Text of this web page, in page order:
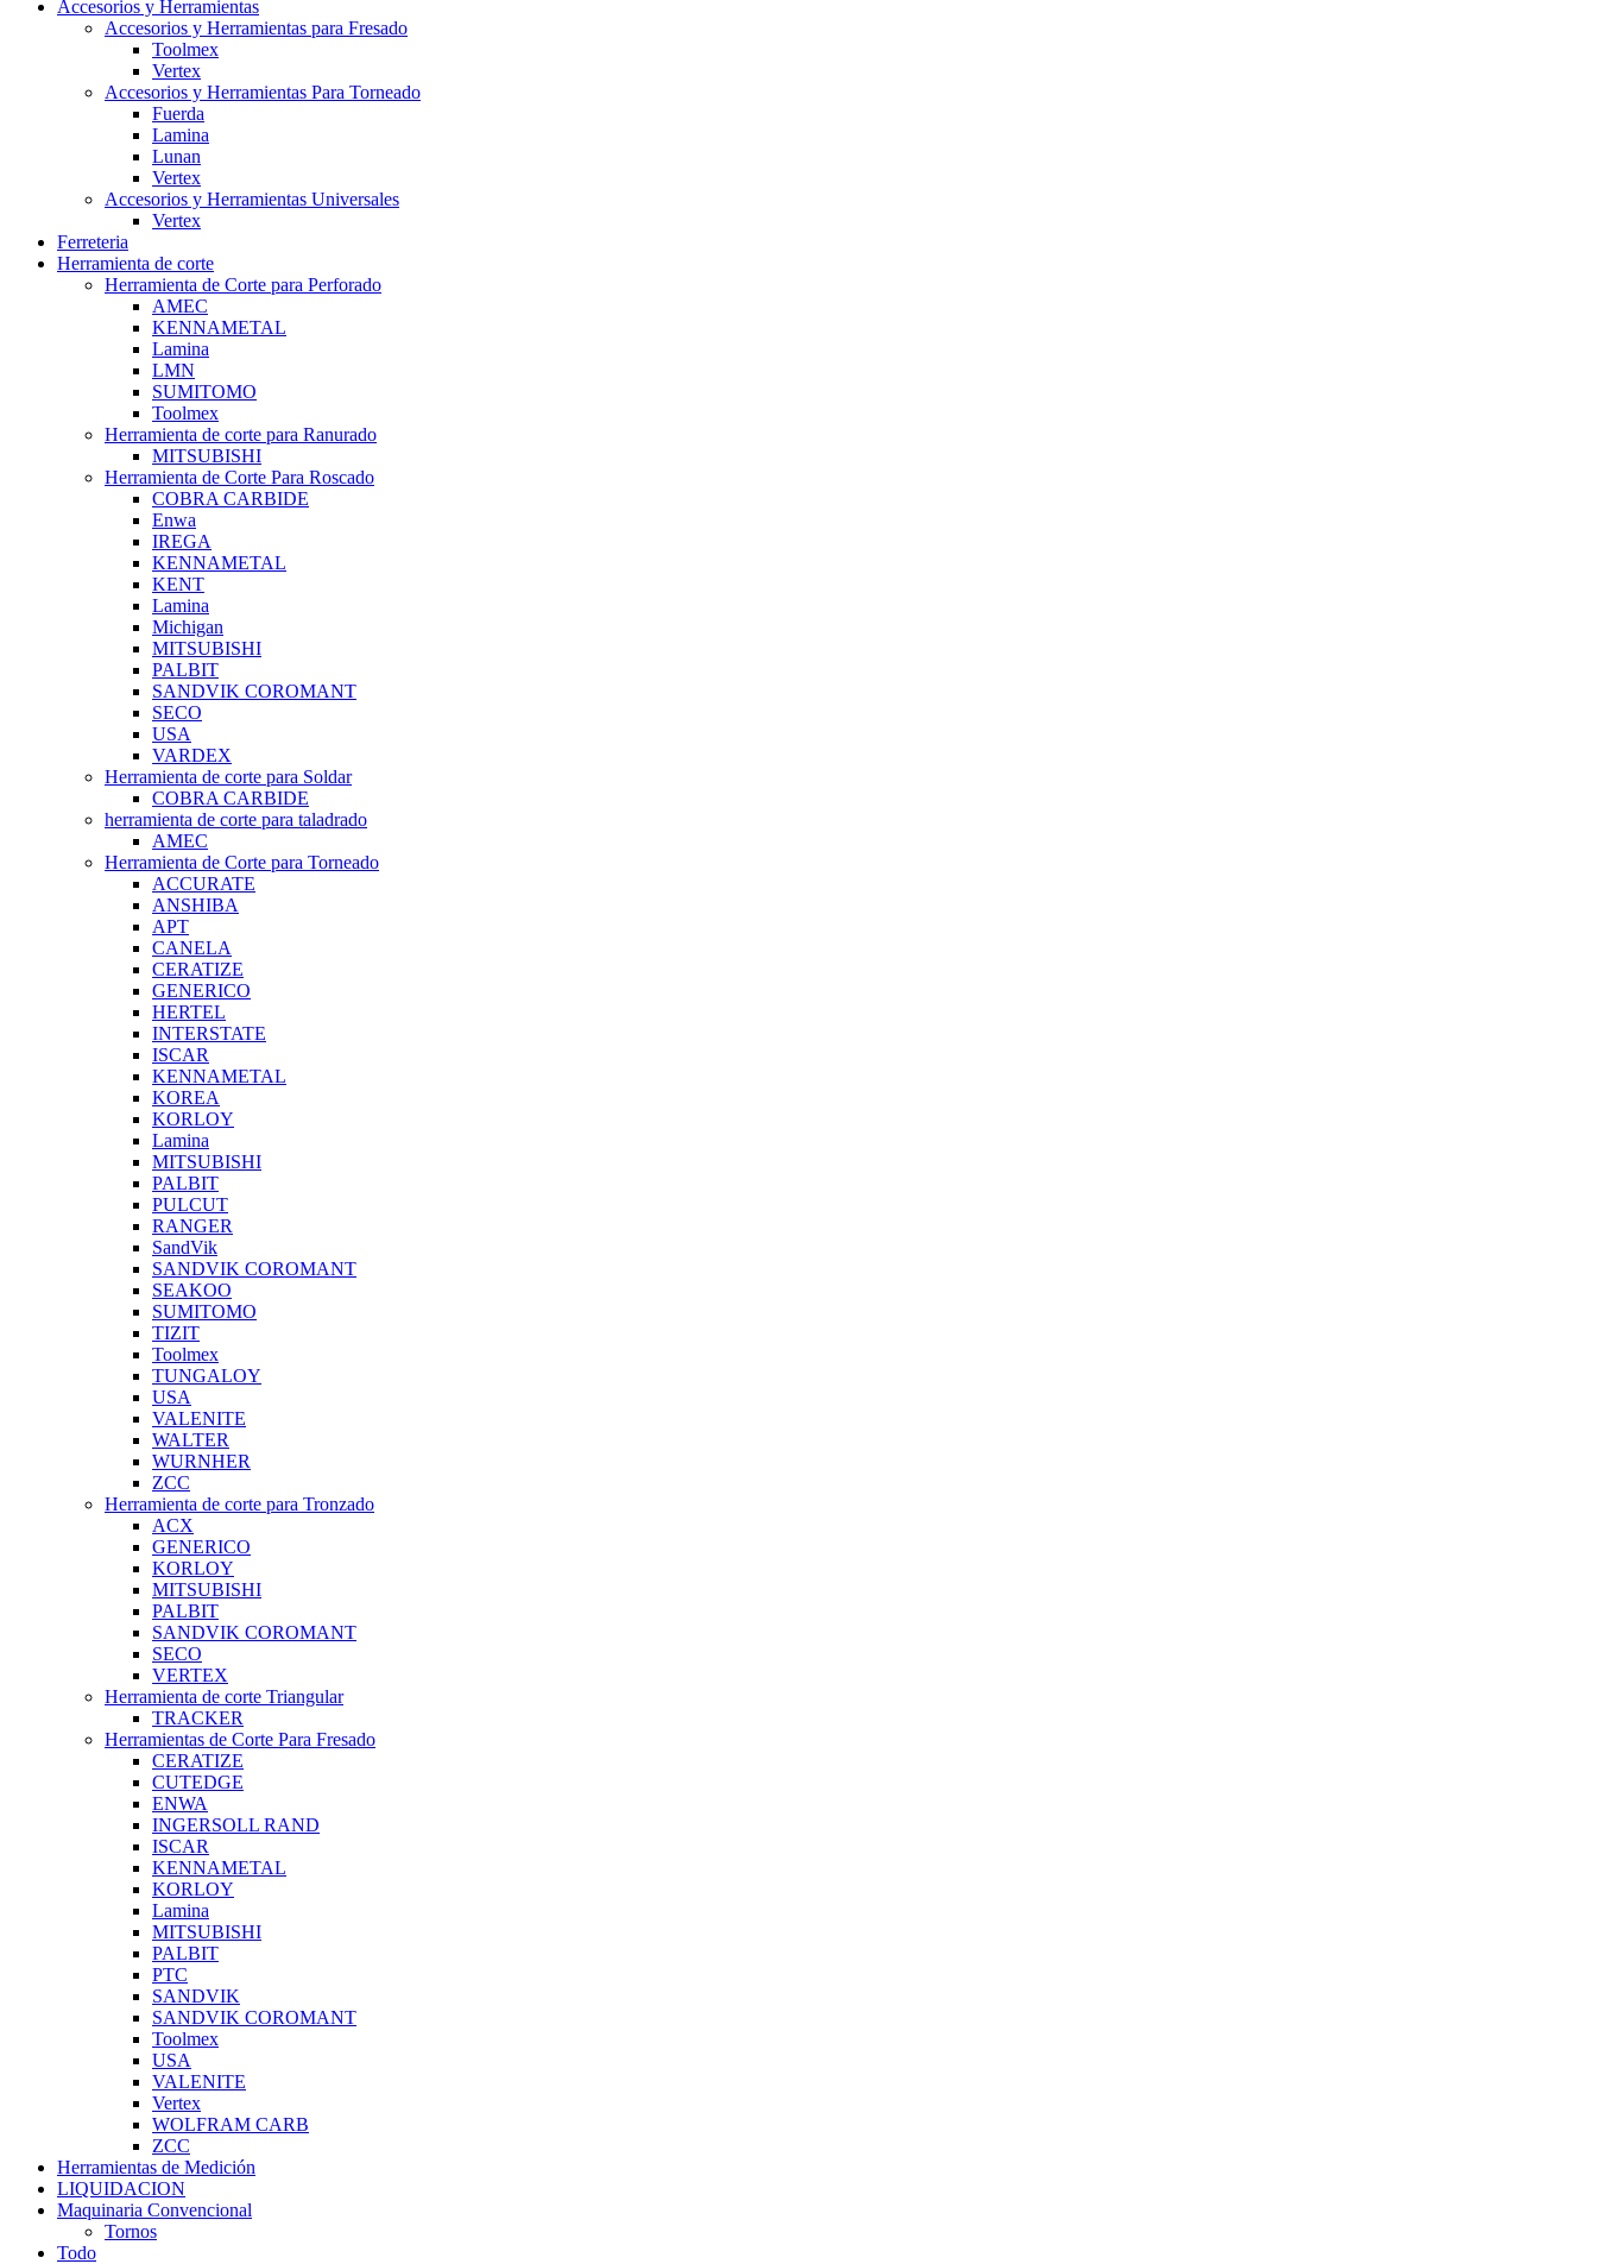
Accesorios y Herramientas
Accesorios y Herramientas para Fresado
Toolmex
Vertex
Accesorios y Herramientas Para Torneado
Fuerda
Lamina
Lunan
Vertex
Accesorios y Herramientas Universales
Vertex
Ferreteria
Herramienta de corte
Herramienta de Corte para Perforado
AMEC
KENNAMETAL
Lamina
LMN
SUMITOMO
Toolmex
Herramienta de corte para Ranurado
MITSUBISHI
Herramienta de Corte Para Roscado
COBRA CARBIDE
Enwa
IREGA
KENNAMETAL
KENT
Lamina
Michigan
MITSUBISHI
PALBIT
SANDVIK COROMANT
SECO
USA
VARDEX
Herramienta de corte para Soldar
COBRA CARBIDE
herramienta de corte para taladrado
AMEC
Herramienta de Corte para Torneado
ACCURATE
ANSHIBA
APT
CANELA
CERATIZE
GENERICO
HERTEL
INTERSTATE
ISCAR
KENNAMETAL
KOREA
KORLOY
Lamina
MITSUBISHI
PALBIT
PULCUT
RANGER
SandVik
SANDVIK COROMANT
SEAKOO
SUMITOMO
TIZIT
Toolmex
TUNGALOY
USA
VALENITE
WALTER
WURNHER
ZCC
Herramienta de corte para Tronzado
ACX
GENERICO
KORLOY
MITSUBISHI
PALBIT
SANDVIK COROMANT
SECO
VERTEX
Herramienta de corte Triangular
TRACKER
Herramientas de Corte Para Fresado
CERATIZE
CUTEDGE
ENWA
INGERSOLL RAND
ISCAR
KENNAMETAL
KORLOY
Lamina
MITSUBISHI
PALBIT
PTC
SANDVIK
SANDVIK COROMANT
Toolmex
USA
VALENITE
Vertex
WOLFRAM CARB
ZCC
Herramientas de Medición
LIQUIDACION
Maquinaria Convencional
Tornos
Todo